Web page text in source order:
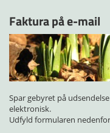
Faktura på e-mail
Spar gebyret på
elektronisk.
Udfyld formularen